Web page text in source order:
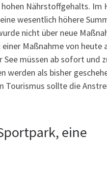
Nährstoffgehalts. Im
wesentlich höhere
nicht über neue
Maßnahme von heute
müssen ab sofort und
als bisher
Tourismus sollte die
eine